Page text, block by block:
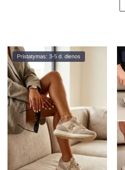
Pristatymas: 3-5 d. dienos